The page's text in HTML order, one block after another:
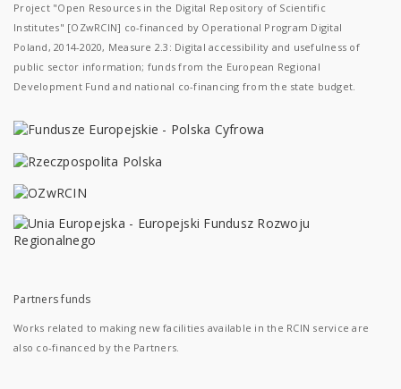
Project "Open Resources in the Digital Repository of Scientific
Institutes" [OZwRCIN] co-financed by Operational Program Digital
Poland, 2014-2020, Measure 2.3: Digital accessibility and usefulness of
public sector information; funds from the European Regional
Development Fund and national co-financing from the state budget.
Partners funds
Works related to making new facilities available in the RCIN service are
also co-financed by the Partners.